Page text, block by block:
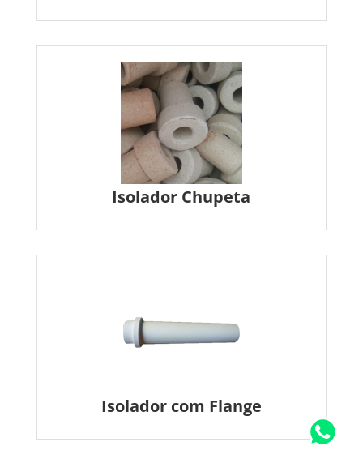
Isolador Chupeta
Isolador com Flange